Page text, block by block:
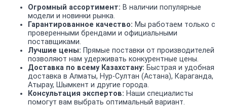
Огромный ассортимент: В наличии популярные
модели и новинки рынка.
Гарантированное качество: Мы работаем только с
проверенными брендами и официальными
поставщиками.
Лучшие цены: Прямые поставки от производителей
позволяют нам удерживать конкурентные цены.
Доставка по всему Казахстану: Быстрая и удобная
доставка в Алматы, Нур-Султан (Астана), Караганда,
Атырау, Шымкент и другие города.
Консультация экспертов: Наши специалисты
помогут вам выбрать оптимальный вариант.